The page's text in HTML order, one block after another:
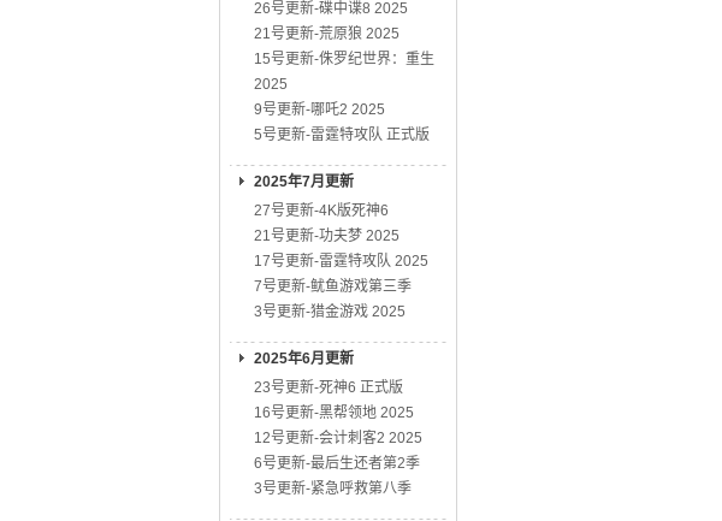
26号更新-碟中谍8 2025
21号更新-荒原狼 2025
15号更新-侏罗纪世界：重生
2025
9号更新-哪吒2 2025
5号更新-雷霆特攻队 正式版
2025年7月更新
27号更新-4K版死神6
21号更新-功夫梦 2025
17号更新-雷霆特攻队 2025
7号更新-鱿鱼游戏第三季
3号更新-猎金游戏 2025
2025年6月更新
23号更新-死神6 正式版
16号更新-黑帮领地 2025
12号更新-会计刺客2 2025
6号更新-最后生还者第2季
3号更新-紧急呼救第八季